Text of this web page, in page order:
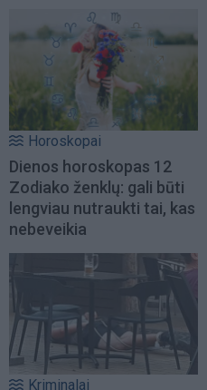
Horoskopai
Dienos horoskopas 12
Zodiako ženklų: gali būti
lengviau nutraukti tai, kas
nebeveikia
Kriminalai